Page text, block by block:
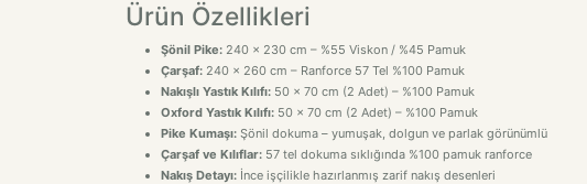
Ürün Özellikleri
Şönil Pike: 240 x 230 cm – %55 Viskon / %45 Pamuk
Çarşaf: 240 x 260 cm – Ranforce 57 Tel %100 Pamuk
Nakışlı Yastık Kılıfı: 50 x 70 cm (2 Adet) – %100 Pamuk
Oxford Yastık Kılıfı: 50 x 70 cm (2 Adet) – %100 Pamuk
Pike Kumaşı: Şönil dokuma – yumuşak, dolgun ve parlak görünümlü
Çarşaf ve Kılıflar: 57 tel dokuma sıklığında %100 pamuk ranforce
Nakış Detayı: İnce işçilikle hazırlanmış zarif nakış desenleri